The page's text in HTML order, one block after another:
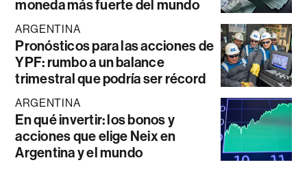
moneda más fuerte del mundo
ARGENTINA
Pronósticos para las acciones de
YPF: rumbo a un balance
trimestral que podría ser récord
ARGENTINA
En qué invertir: los bonos y
acciones que elige Neix en
Argentina y el mundo